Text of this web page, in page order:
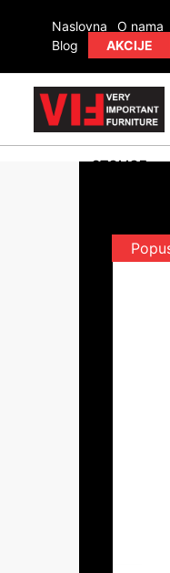
Naslovna O nama
Blog
AKCIJE
STOLICE